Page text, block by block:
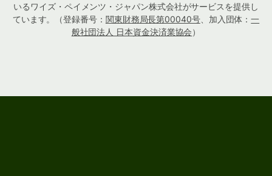
いるワイズ・ペイメンツ・ジャパン株式会社がサービスを提供し
ています。（登録番号： 関東財務局長第00040号、加入団体：一
般社団法人 日本資金決済業協会）